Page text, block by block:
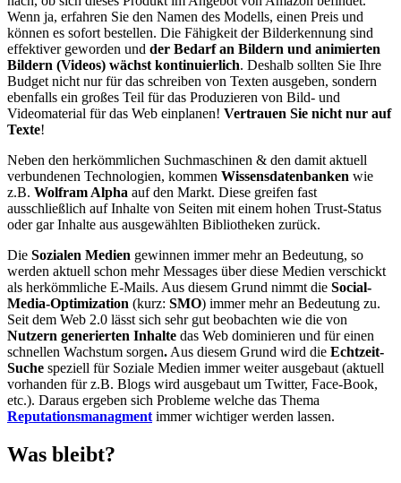
Wenn ja, erfahren Sie den Namen des Modells, einen Preis und
können es sofort bestellen. Die Fähigkeit der Bilderkennung sind
effektiver geworden und der Bedarf an Bildern und animierten
Bildern (Videos) wächst kontinuierlich. Deshalb sollten Sie Ihre
Budget nicht nur für das schreiben von Texten ausgeben, sondern
ebenfalls ein großes Teil für das Produzieren von Bild- und
Videomaterial für das Web einplanen! Vertrauen Sie nicht nur auf
Texte!
Neben den herkömmlichen Suchmaschinen & den damit aktuell
verbundenen Technologien, kommen Wissensdatenbanken wie
z.B. Wolfram Alpha auf den Markt. Diese greifen fast
ausschließlich auf Inhalte von Seiten mit einem hohen Trust-Status
oder gar Inhalte aus ausgewählten Bibliotheken zurück.
Die Sozialen Medien gewinnen immer mehr an Bedeutung, so
werden aktuell schon mehr Messages über diese Medien verschickt
als herkömmliche E-Mails. Aus diesem Grund nimmt die Social-
Media-Optimization (kurz: SMO) immer mehr an Bedeutung zu.
Seit dem Web 2.0 lässt sich sehr gut beobachten wie die von
Nutzern generierten Inhalte das Web dominieren und für einen
schnellen Wachstum sorgen. Aus diesem Grund wird die Echtzeit-
Suche speziell für Soziale Medien immer weiter ausgebaut (aktuell
vorhanden für z.B. Blogs wird ausgebaut um Twitter, Face-Book,
etc.). Daraus ergeben sich Probleme welche das Thema
Reputationsmanagment immer wichtiger werden lassen.
Was bleibt?